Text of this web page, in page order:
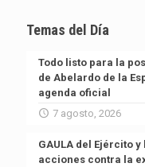
Temas del Día
Todo listo para la
de Abelardo de la
agenda oficial
7 agosto, 2026
GAULA del Ejército
acciones contra la